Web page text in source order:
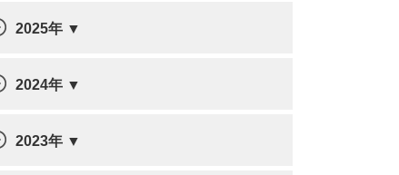
2025年
2024年
2023年